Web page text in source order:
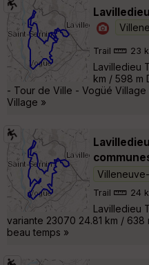
Trail 23
Lavilledieu
km / 598 m
- Tour de Ville - Vogüé Village
Village »
Trail 24
Lavilledieu
variante 23070 24.81 km /
beau temps »